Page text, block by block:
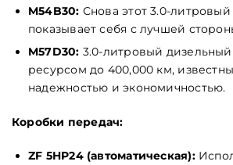
M54B30: Снова этот 3.0-литровый
показывает себя с лучшей
M57D30: 3.0-литровый дизельный
ресурсом до 400,000 км,
надежностью и экономичностью.
Коробки передач:
ZF 5HP24 (автоматическая):